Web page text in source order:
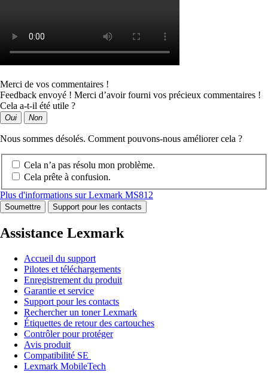
Merci de vos commentaires !
Feedback envoyé ! Merci d’avoir fourni vos précieux commentaires !
Cela a-t-il été utile ?
Oui Non
Nous sommes désolés. Comment pouvons-nous améliorer cela ?
Cela n’a pas résolu mon problème.
Cela prête à confusion.
Plus d'informations sur Lexmark MS812
Soumettre Support pour les contacts
Assistance Lexmark
Accueil du support
Pilotes et téléchargements
Enregistrement du produit
Garantie et service
Support pour les contacts
Rechercher un toner Lexmark
Étiquettes de retour des cartouches
Contrôler pour protéger
Avis produit
Compatibilité SE
Lexmark MobileTech